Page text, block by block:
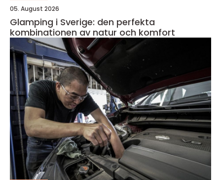
05. August 2026
Glamping i Sverige: den perfekta
kombinationen av natur och komfort